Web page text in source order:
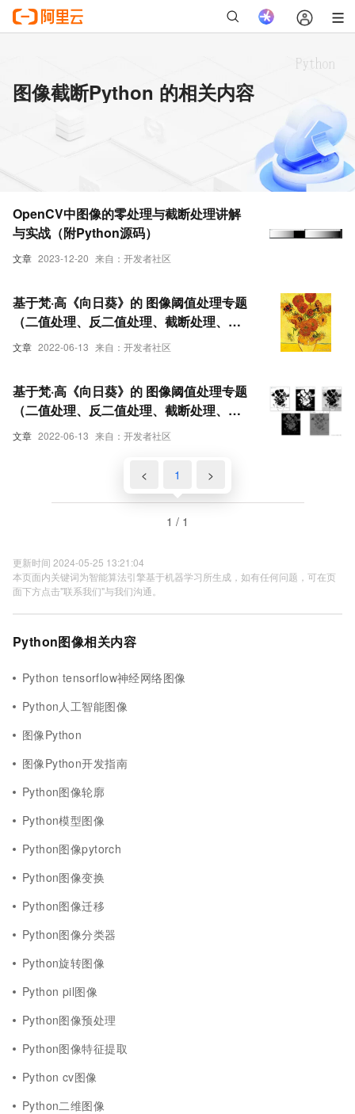
图像截断Python 的相关内容
文章 2023-12-20 来自：开发者社区
OpenCV中图像的零处理与截断处理讲解
与实战（附Python源码）
文章 2022-06-13 来自：开发者社区
基于梵·高《向日葵》的 图像阈值处理专题
（二值处理、反二值处理、截断处理、自
适应处理及Otsu方法）【Python-
文章 2022-06-13 来自：开发者社区
基于梵·高《向日葵》的 图像阈值处理专题
（二值处理、反二值处理、截断处理、自
适应处理及Otsu方法）【Python-
< 1 >
1 / 1
更新时间 2024-05-25 13:21:04
本页面内关键词为智能算法引擎基于机器学习所生成，如有任何问题，可在页
面下方点击"联系我们"与我们沟通。
Python图像相关内容
Python tensorflow神经网络图像
Python人工智能图像
图像Python
图像Python开发指南
Python图像轮廓
Python模型图像
Python图像pytorch
Python图像变换
Python图像迁移
Python图像分类器
Python旋转图像
Python pil图像
Python图像预处理
Python图像特征提取
Python cv图像
Python二维图像